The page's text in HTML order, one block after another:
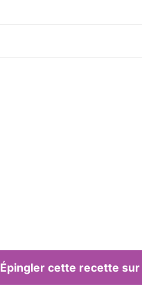
Épingler cette recette